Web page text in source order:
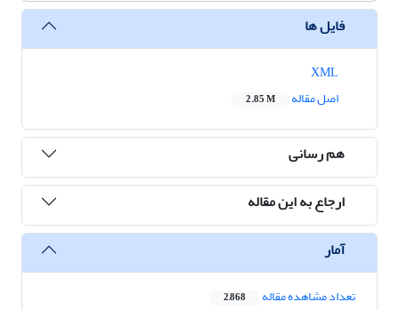
فایل ها
اصل مقاله
2.85 M
هم رسانی
ارجاع به این مقاله
آمار
تعداد مشاهده مقاله 2,868